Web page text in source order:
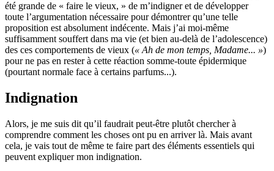
été grande de « faire le vieux, » de m’indigner et de développer
toute l’argumentation nécessaire pour démontrer qu’une telle
proposition est absolument indécente. Mais j’ai moi-même
suffisamment souffert dans ma vie (et bien au-delà de l’adolescence)
des ces comportements de vieux (« Ah de mon temps, Madame... »)
pour ne pas en rester à cette réaction somme-toute épidermique
(pourtant normale face à certains parfums...).
Indignation
Alors, je me suis dit qu’il faudrait peut-être plutôt chercher à
comprendre comment les choses ont pu en arriver là. Mais avant
cela, je vais tout de même te faire part des éléments essentiels qui
peuvent expliquer mon indignation.